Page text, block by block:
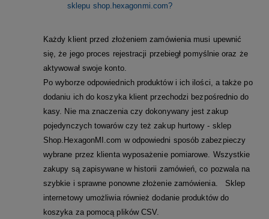
sklepu shop.hexagonmi.com?
Każdy klient przed złożeniem zamówienia musi upewnić
się, że jego proces rejestracji przebiegł pomyślnie oraz że
aktywował swoje konto.
Po wyborze odpowiednich produktów i ich ilości, a także po
dodaniu ich do koszyka klient przechodzi bezpośrednio do
kasy. Nie ma znaczenia czy dokonywany jest zakup
pojedynczych towarów czy też zakup hurtowy - sklep
Shop.HexagonMI.com w odpowiedni sposób zabezpieczy
wybrane przez klienta wyposażenie pomiarowe. Wszystkie
zakupy są zapisywane w historii zamówień, co pozwala na
szybkie i sprawne ponowne złożenie zamówienia. Sklep
internetowy umożliwia również dodanie produktów do
koszyka za pomocą plików CSV.